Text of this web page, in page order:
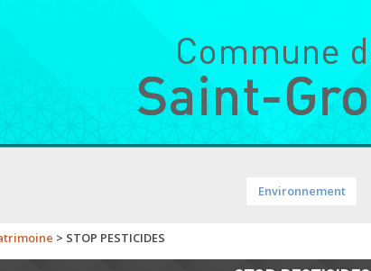
Environnement
> STOP PESTICIDES